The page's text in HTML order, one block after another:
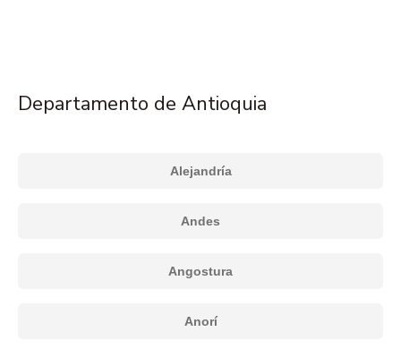
Departamento de Antioquia
Alejandría
Andes
Angostura
Anorí